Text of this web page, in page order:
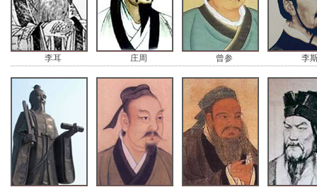
李耳 庄周 曾参 李